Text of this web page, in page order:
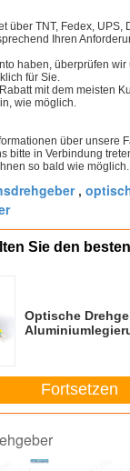
über TNT, Fedex, UPS,
Ihren
haben, überprüfen
für Sie.
mit dem meisten
wie möglich.
über unsere
bitte in Verbindung
so bald wie möglich.
,
Sie den
Optische
Fortsetzen